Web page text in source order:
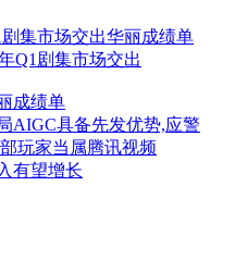
Q1剧集市场交出
成绩单
AIGC具备先发优势,应警
玩家当属腾讯视频
有望增长